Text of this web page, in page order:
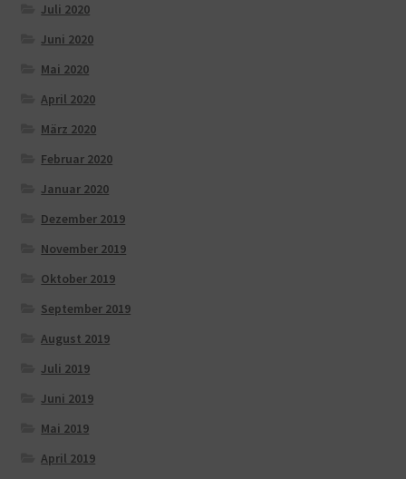
Juli 2020
Juni 2020
Mai 2020
April 2020
März 2020
Februar 2020
Januar 2020
Dezember 2019
November 2019
Oktober 2019
September 2019
August 2019
Juli 2019
Juni 2019
Mai 2019
April 2019